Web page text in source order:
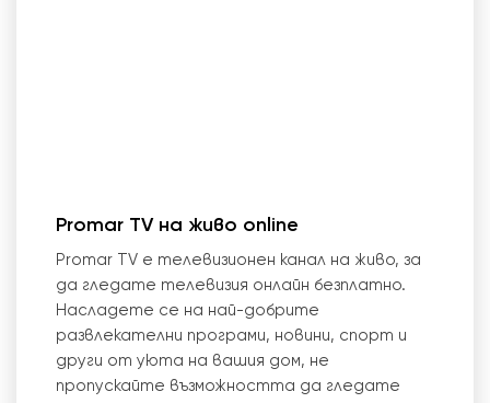
Promar TV на живо online
Promar TV е телевизионен канал на живо, за
да гледате телевизия онлайн безплатно.
Насладете се на най-добрите
развлекателни програми, новини, спорт и
други от уюта на вашия дом, не
пропускайте възможността да гледате